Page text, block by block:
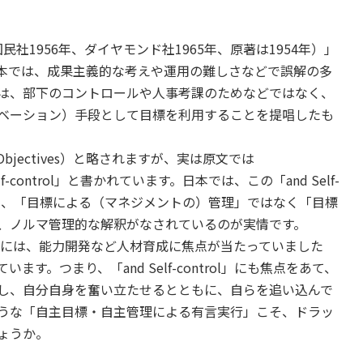
社1956年、ダイヤモンド社1965年、原著は1954年）」
は、成果主義的な考えや運用の難しさなどで誤解の多
部下のコントロールや人事考課のためなどではなく、
ーション）手段として目標を利用することを提唱したも
）と略されますが、実は原文では
」と書かれています。日本では、この「and Self-
「目標による（マネジメントの）管理」ではなく「目標
ルマ管理的な解釈がなされているのが実情です。
は、能力開発など人材育成に焦点が当たっていました
ます。つまり、「and Self-control」にも焦点をあて、
、自分自身を奮い立たせるとともに、自らを追い込んで
な「自主目標・自主管理による有言実行」こそ、ドラッ
か。